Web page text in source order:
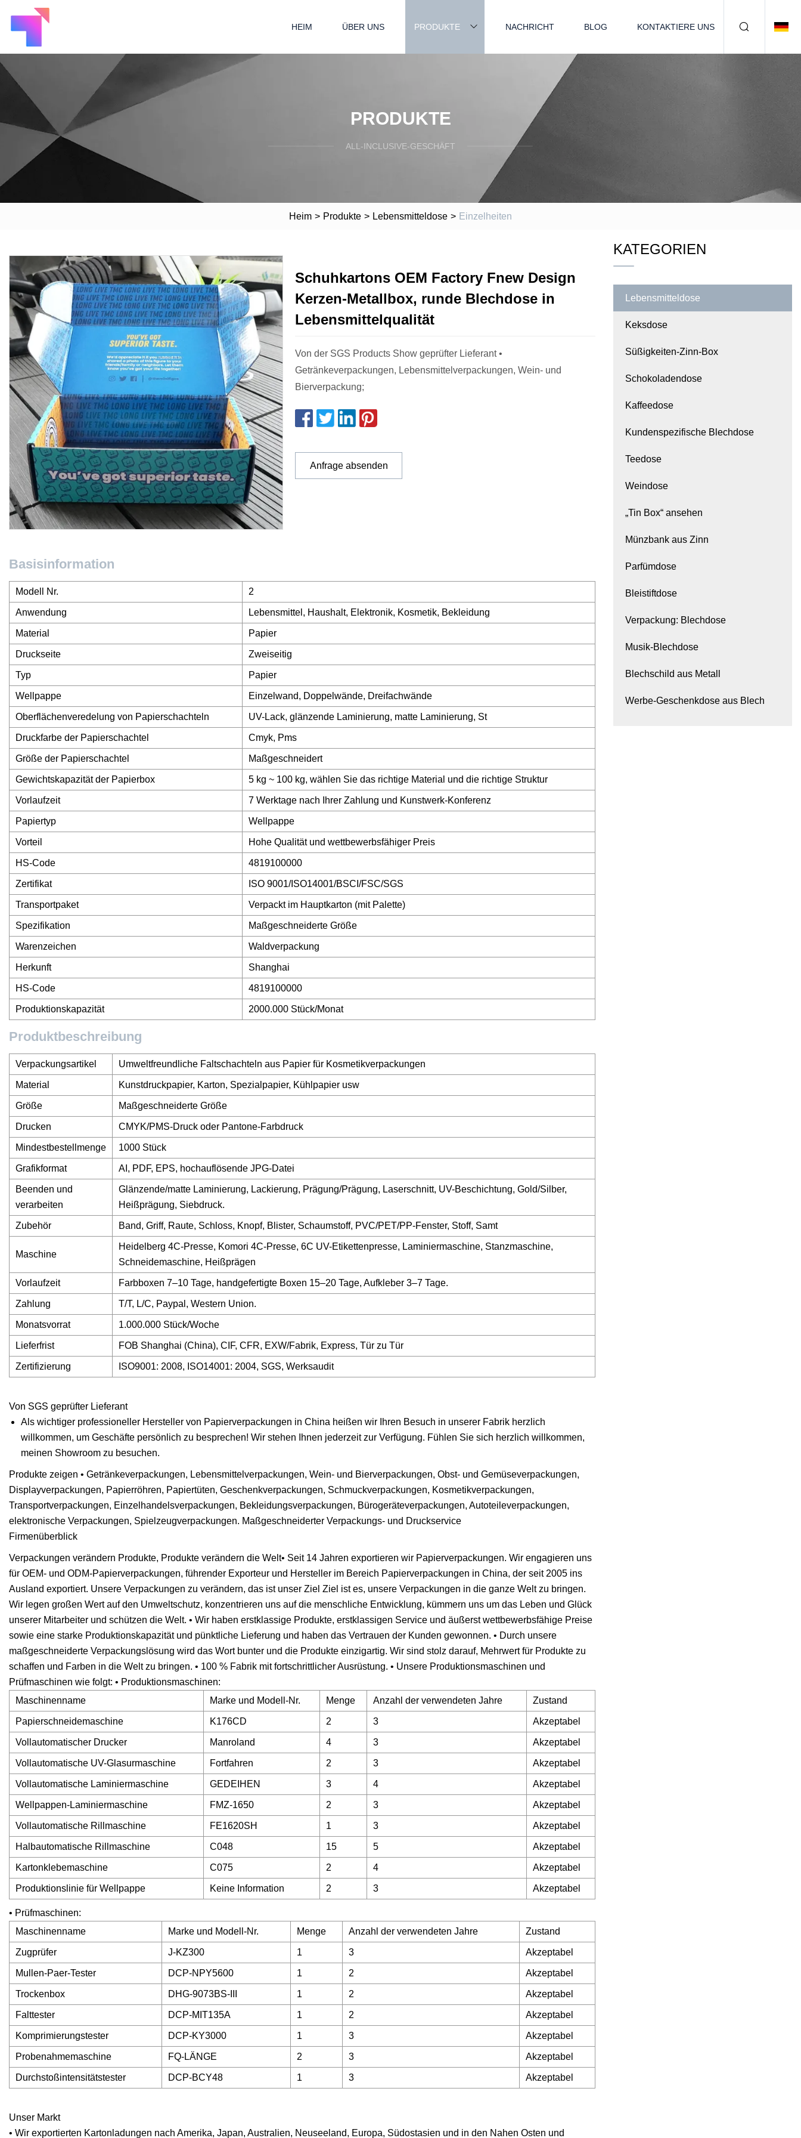
HEIM ÜBER UNS PRODUKTE NACHRICHT BLOG KONTAKTIERE UNS
PRODUKTE
ALL-INCLUSIVE-GESCHÄFT
Heim > Produkte > Lebensmitteldose > Einzelheiten
Schuhkartons OEM Factory Fnew Design
Kerzen-Metallbox, runde Blechdose in
Lebensmittelqualität
Von der SGS Products Show geprüfter Lieferant •
Getränkeverpackungen, Lebensmittelverpackungen, Wein- und
Bierverpackung;
Anfrage absenden
Basisinformation
Modell Nr. 2
Anwendung Lebensmittel, Haushalt, Elektronik, Kosmetik, Bekleidung
Material Papier
Druckseite Zweiseitig
Typ Papier
Wellpappe Einzelwand, Doppelwände, Dreifachwände
Oberflächenveredelung von Papierschachteln UV-Lack, glänzende Laminierung, matte Laminierung, St
Druckfarbe der Papierschachtel Cmyk, Pms
Größe der Papierschachtel Maßgeschneidert
Gewichtskapazität der Papierbox 5 kg ~ 100 kg, wählen Sie das richtige Material und die richtige Struktur
Vorlaufzeit 7 Werktage nach Ihrer Zahlung und Kunstwerk-Konferenz
Papiertyp Wellpappe
Vorteil Hohe Qualität und wettbewerbsfähiger Preis
HS-Code 4819100000
Zertifikat ISO 9001/ISO14001/BSCI/FSC/SGS
Transportpaket Verpackt im Hauptkarton (mit Palette)
Spezifikation Maßgeschneiderte Größe
Warenzeichen Waldverpackung
Herkunft Shanghai
HS-Code 4819100000
Produktionskapazität 2000.000 Stück/Monat
Produktbeschreibung
Verpackungsartikel Umweltfreundliche Faltschachteln aus Papier für Kosmetikverpackungen
Material Kunstdruckpapier, Karton, Spezialpapier, Kühlpapier usw
Größe Maßgeschneiderte Größe
Drucken CMYK/PMS-Druck oder Pantone-Farbdruck
Mindestbestellmenge 1000 Stück
Grafikformat AI, PDF, EPS, hochauflösende JPG-Datei
Beenden und
verarbeiten
Glänzende/matte Laminierung, Lackierung, Prägung/Prägung, Laserschnitt, UV-Beschichtung, Gold/Silber,
Heißprägung, Siebdruck.
Zubehör Band, Griff, Raute, Schloss, Knopf, Blister, Schaumstoff, PVC/PET/PP-Fenster, Stoff, Samt
Maschine
Heidelberg 4C-Presse, Komori 4C-Presse, 6C UV-Etikettenpresse, Laminiermaschine, Stanzmaschine,
Schneidemaschine, Heißprägen
Vorlaufzeit Farbboxen 7–10 Tage, handgefertigte Boxen 15–20 Tage, Aufkleber 3–7 Tage.
Zahlung T/T, L/C, Paypal, Western Union.
Monatsvorrat 1.000.000 Stück/Woche
Lieferfrist FOB Shanghai (China), CIF, CFR, EXW/Fabrik, Express, Tür zu Tür
Zertifizierung ISO9001: 2008, ISO14001: 2004, SGS, Werksaudit
Von SGS geprüfter Lieferant
Als wichtiger professioneller Hersteller von Papierverpackungen in China heißen wir Ihren Besuch in unserer Fabrik herzlich
willkommen, um Geschäfte persönlich zu besprechen! Wir stehen Ihnen jederzeit zur Verfügung. Fühlen Sie sich herzlich willkommen,
meinen Showroom zu besuchen.
Produkte zeigen • Getränkeverpackungen, Lebensmittelverpackungen, Wein- und Bierverpackungen, Obst- und Gemüseverpackungen,
Displayverpackungen, Papierröhren, Papiertüten, Geschenkverpackungen, Schmuckverpackungen, Kosmetikverpackungen,
Transportverpackungen, Einzelhandelsverpackungen, Bekleidungsverpackungen, Bürogeräteverpackungen, Autoteileverpackungen,
elektronische Verpackungen, Spielzeugverpackungen. Maßgeschneiderter Verpackungs- und Druckservice
Firmenüberblick
Verpackungen verändern Produkte, Produkte verändern die Welt• Seit 14 Jahren exportieren wir Papierverpackungen. Wir engagieren uns
für OEM- und ODM-Papierverpackungen, führender Exporteur und Hersteller im Bereich Papierverpackungen in China, der seit 2005 ins
Ausland exportiert. Unsere Verpackungen zu verändern, das ist unser Ziel Ziel ist es, unsere Verpackungen in die ganze Welt zu bringen.
Wir legen großen Wert auf den Umweltschutz, konzentrieren uns auf die menschliche Entwicklung, kümmern uns um das Leben und Glück
unserer Mitarbeiter und schützen die Welt. • Wir haben erstklassige Produkte, erstklassigen Service und äußerst wettbewerbsfähige Preise
sowie eine starke Produktionskapazität und pünktliche Lieferung und haben das Vertrauen der Kunden gewonnen. • Durch unsere
maßgeschneiderte Verpackungslösung wird das Wort bunter und die Produkte einzigartig. Wir sind stolz darauf, Mehrwert für Produkte zu
schaffen und Farben in die Welt zu bringen. • 100 % Fabrik mit fortschrittlicher Ausrüstung. • Unsere Produktionsmaschinen und
Prüfmaschinen wie folgt: • Produktionsmaschinen:
Maschinenname
Marke und Modell-Nr. Menge Anzahl der verwendeten Jahre Zustand
Papierschneidemaschine K176CD 2 3 Akzeptabel
Vollautomatischer Drucker Manroland 4 3 Akzeptabel
Vollautomatische UV-Glasurmaschine Fortfahren 2 3 Akzeptabel
Vollautomatische Laminiermaschine GEDEIHEN 3 4 Akzeptabel
Wellpappen-Laminiermaschine FMZ-1650 2 3 Akzeptabel
Vollautomatische Rillmaschine FE1620SH 1 3 Akzeptabel
Halbautomatische Rillmaschine C048 15 5 Akzeptabel
Kartonklebemaschine C075 2 4 Akzeptabel
Produktionslinie für Wellpappe Keine Information 2 3 Akzeptabel
• Prüfmaschinen:
Maschinenname
Marke und Modell-Nr. Menge Anzahl der verwendeten Jahre Zustand
Zugprüfer J-KZ300 1 3 Akzeptabel
Mullen-Paer-Tester DCP-NPY5600 1 2 Akzeptabel
Trockenbox DHG-9073BS-III 1 2 Akzeptabel
Falttester DCP-MIT135A 1 2 Akzeptabel
Komprimierungstester DCP-KY3000 1 3 Akzeptabel
Probenahmemaschine FQ-LÄNGE 2 3 Akzeptabel
Durchstoßintensitätstester DCP-BCY48 1 3 Akzeptabel
Unser Markt
• Wir exportierten Kartonladungen nach Amerika, Japan, Australien, Neuseeland, Europa, Südostasien und in den Nahen Osten und
KATEGORIEN
Lebensmitteldose
Keksdose
Süßigkeiten-Zinn-Box
Schokoladendose
Kaffeedose
Kundenspezifische Blechdose
Teedose
Weindose
„Tin Box“ ansehen
Münzbank aus Zinn
Parfümdose
Bleistiftdose
Verpackung: Blechdose
Musik-Blechdose
Blechschild aus Metall
Werbe-Geschenkdose aus Blech